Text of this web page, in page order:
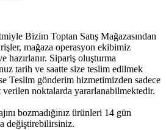
Bizim Toptan Satış Mağazasından
mağaza operasyon ekibimiz
hazırlanır. Sipariş oluşturma
tarih ve saatte size teslim edilmek
Teslim gönderim hizmetimizden sadece
noktalarda yararlanabilmektedir.
bozmadığınız ürünleri 14 gün
değiştirebilirsiniz.